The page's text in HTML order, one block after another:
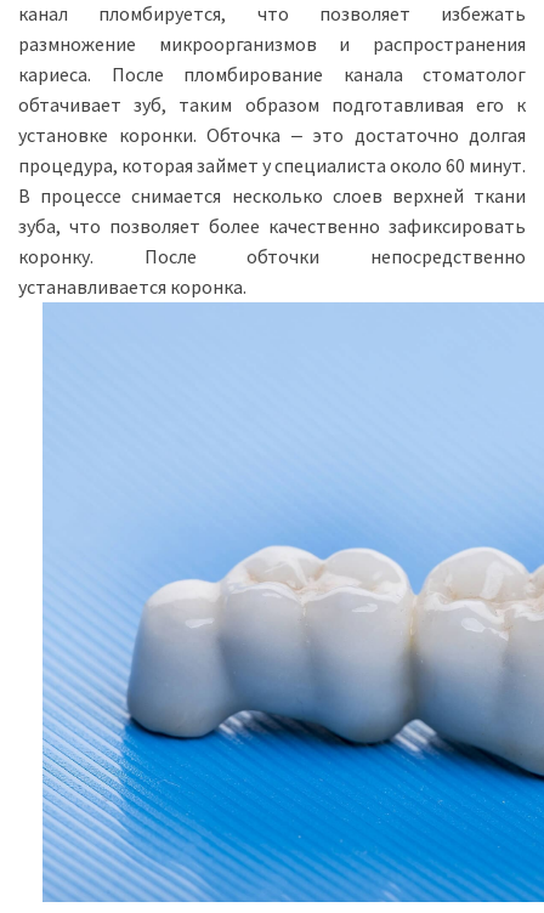
канал пломбируется, что позволяет избежать
размножение микроорганизмов и распространения
кариеса. После пломбирование канала стоматолог
обтачивает зуб, таким образом подготавливая его к
установке коронки. Обточка ‒ это достаточно долгая
процедура, которая займет у специалиста около 60 минут.
В процессе снимается несколько слоев верхней ткани
зуба, что позволяет более качественно зафиксировать
коронку. После обточки непосредственно
устанавливается коронка.